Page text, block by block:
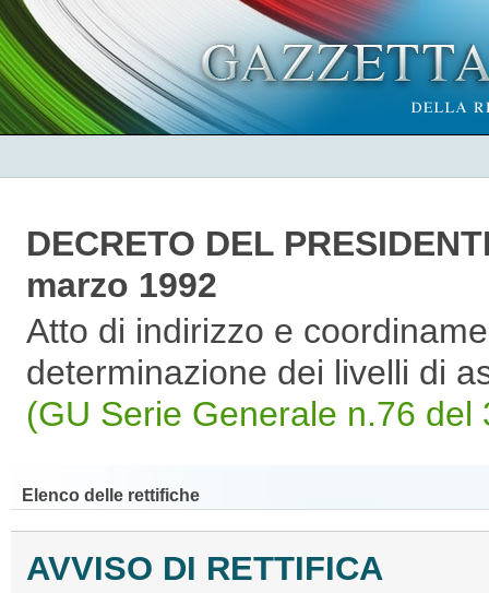
DECRETO DEL
marzo 1992
Atto di indirizzo e
determinazione dei livelli di
(GU Serie Generale n.76 del
Elenco delle rettifiche
AVVISO DI RETTIFICA